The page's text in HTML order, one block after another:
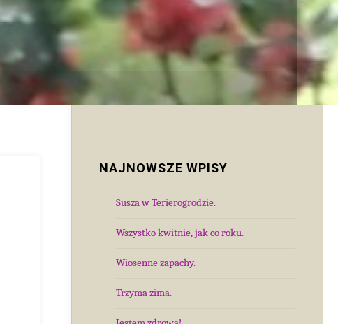
NAJNOWSZE WPISY
Susza w Terierogrodzie.
Wszystko kwitnie, jak co roku.
Wiosenne zapachy.
Trzyma zima.